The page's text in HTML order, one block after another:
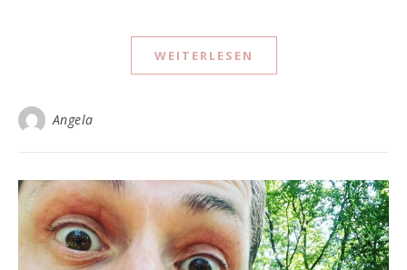
WEITERLESEN
Angela